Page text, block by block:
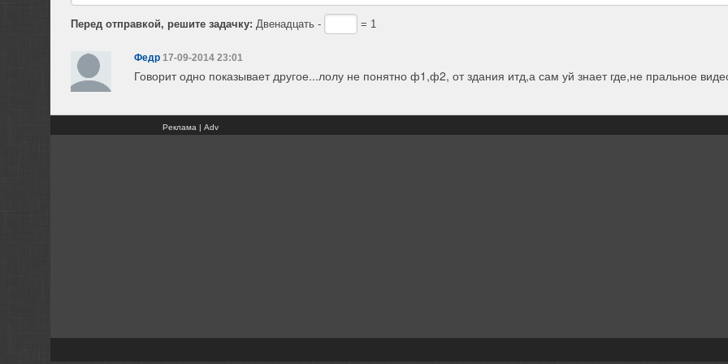
Перед отправкой, решите задачку: Двенадцать - = 1
Федр 17-09-2014 23:01
Говорит одно показывает другое...лолу не понятно ф1,ф2, от здания итд,а сам уй знает где,не пральное
Реклама | Adv